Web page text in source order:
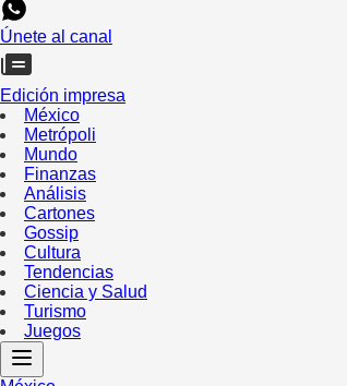
Únete al canal
Edición impresa
México
Metrópoli
Mundo
Finanzas
Análisis
Cartones
Gossip
Cultura
Tendencias
Ciencia y Salud
Turismo
Juegos